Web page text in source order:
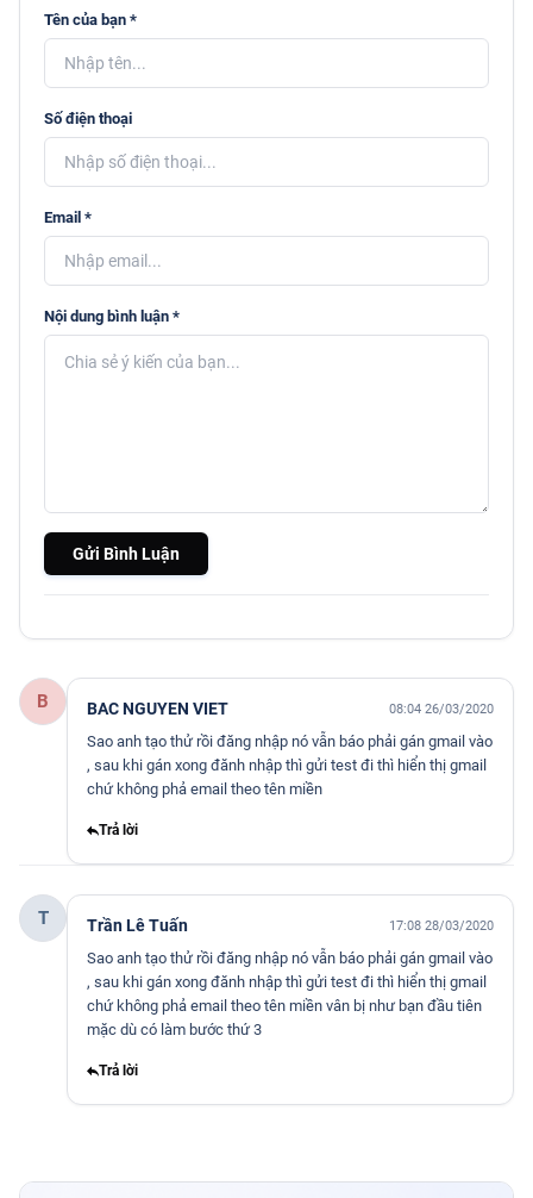
Tên của bạn *
Số điện thoại
Email *
Nội dung bình luận *
Gửi Bình Luận
B BAC NGUYEN VIET 08:04 26/03/2020
Sao anh tạo thử rồi đăng nhập nó vẫn báo phải gán gmail vào
, sau khi gán xong đănh nhập thì gửi test đi thì hiển thị gmail
chứ không phả email theo tên miền
Trả lời
T Trần Lê Tuấn 17:08 28/03/2020
Sao anh tạo thử rồi đăng nhập nó vẫn báo phải gán gmail vào
, sau khi gán xong đănh nhập thì gửi test đi thì hiển thị gmail
chứ không phả email theo tên miền vân bị như bạn đầu tiên
mặc dù có làm bước thứ 3
Trả lời